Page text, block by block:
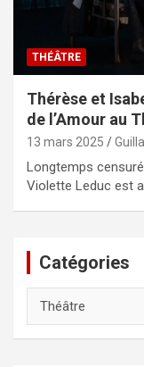
THÉÂTRE
Thérèse et
de l’Amour au
13 mars 2025
Longtemps
Violette Leduc est
Catégories